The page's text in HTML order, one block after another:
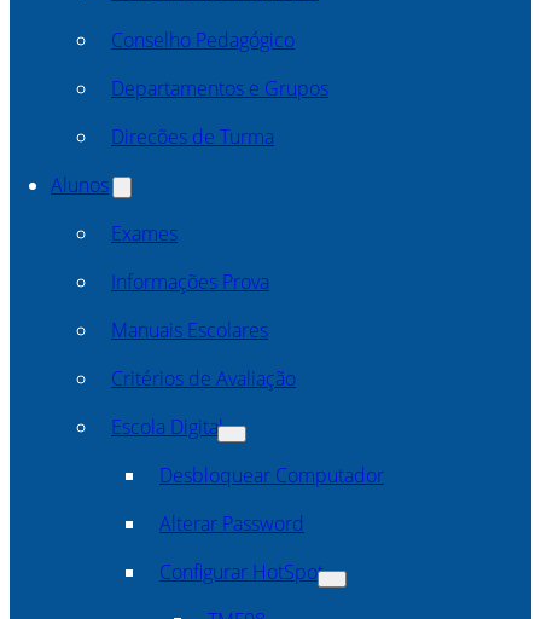
Conselho Pedagógico
Departamentos e Grupos
Direcões de Turma
Alunos
Exames
Informações Prova
Manuais Escolares
Critérios de Avaliação
Escola Digital
Desbloquear Computador
Alterar Password
Configurar HotSpot